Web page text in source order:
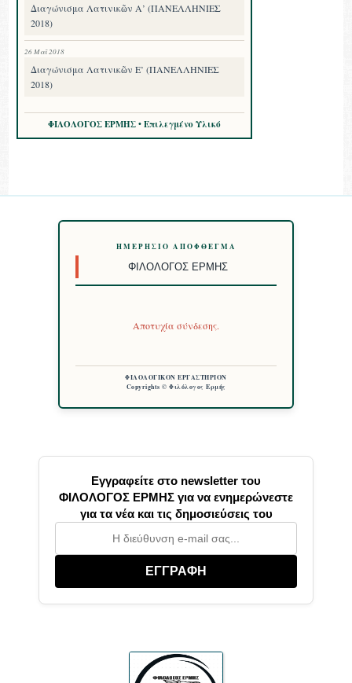
Διαγώνισμα Λατινικῶν Α’ (ΠΑΝΕΛΛΗΝΙΕΣ
2018)
26 Μαΐ 2018
Διαγώνισμα Λατινικῶν Ε’ (ΠΑΝΕΛΛΗΝΙΕΣ
2018)
ΦΙΛΟΛΟΓΟΣ ΕΡΜΗΣ • Επιλεγμένο Υλικό
ΗΜΕΡΉΣΙΟ ΑΠΌΦΘΕΓΜΑ
ΦΙΛΌΛΟΓΟΣ ΕΡΜΉΣ
Αποτυχία σύνδεσης.
ΦΙΛΟΛΟΓΙΚΟΝ ΕΡΓΑΣΤΗΡΙΟΝ
Copyrights © Φιλόλογος Ερμής
Εγγραφείτε στο newsletter του
ΦΙΛΟΛΟΓΟΣ ΕΡΜΗΣ για να ενημερώνεστε
για τα νέα και τις δημοσιεύσεις του
ΕΓΓΡΑΦΗ